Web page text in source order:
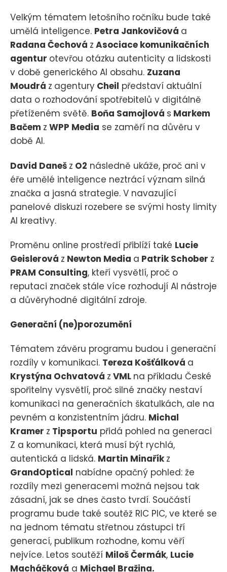
Velkým tématem letošního ročníku bude také
umělá inteligence. Petra Jankovičová a
Radana Čechová z Asociace komunikačních
agentur otevřou otázku autenticity a lidskosti
v době generického AI obsahu. Zuzana
Moudrá z agentury Cheil představí aktuální
data o rozhodování spotřebitelů v digitálně
přetíženém světě. Boňa Samojlová s Markem
Bačem z WPP Media se zaměří na důvěru v
době AI.
David Daneš z O2 následně ukáže, proč ani v
éře umělé inteligence neztrácí význam silná
značka a jasná strategie. V navazující
panelové diskuzi rozebere se svými hosty limity
AI kreativy.
Proměnu online prostředí přiblíží také Lucie
Geislerová z Newton Media a Patrik Schober z
PRAM Consulting, kteří vysvětlí, proč o
reputaci značek stále více rozhodují AI nástroje
a důvěryhodné digitální zdroje.
Generační (ne)porozumění
Tématem závěru programu budou i generační
rozdíly v komunikaci. Tereza Košťálková a
Krystýna Ochvatová z VML na příkladu České
spořitelny vysvětlí, proč silné značky nestaví
komunikaci na generačních škatulkách, ale na
pevném a konzistentním jádru. Michal
Kramer z Tipsportu přidá pohled na generaci
Z a komunikaci, která musí být rychlá,
autentická a lidská. Martin Minaříkz
GrandOptical nabídne opačný pohled: že
rozdíly mezi generacemi možná nejsou tak
zásadní, jak se dnes často tvrdí. Součástí
programu bude také soutěž RIC PIC, ve které se
na jednom tématu střetnou zástupci tří
generací, publikum rozhodne, komu věří
nejvíce. Letos soutěží Miloš Čermák, Lucie
Macháčková a Michael Bražina.